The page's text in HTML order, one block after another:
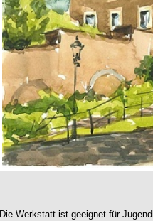
Die Werkstatt ist geeignet für